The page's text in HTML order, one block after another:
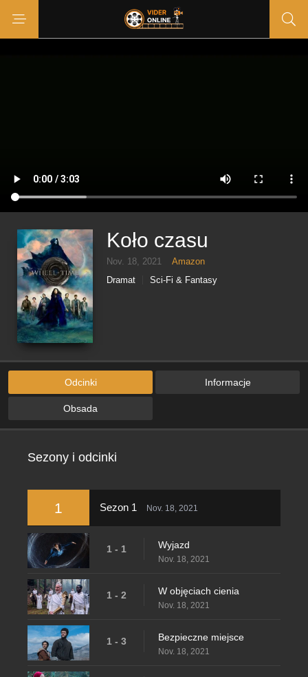
Koło czasu
Nov. 18, 2021
Amazon
Dramat
Sci-Fi & Fantasy
Odcinki Informacje
Obsada
Sezony i odcinki
1 Sezon 1 Nov. 18, 2021
1 - 1 Wyjazd
Nov. 18, 2021
1 - 2 W objęciach cienia
Nov. 18, 2021
1 - 3 Bezpieczne miejsce
Nov. 18, 2021